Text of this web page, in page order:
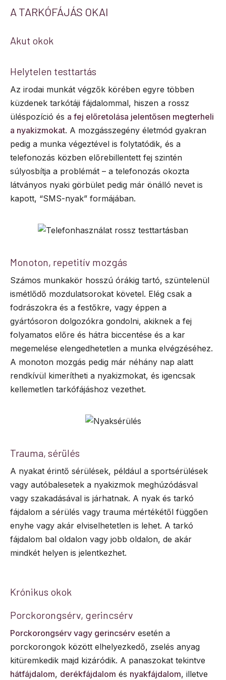
A TARKÓFÁJÁS OKAI
Akut okok
Helytelen testtartás
Az irodai munkát végzők körében egyre többen
küzdenek tarkótáji fájdalommal, hiszen a rossz
üléspozíció és a fej előretolása jelentősen megterheli
a nyakizmokat. A mozgásszegény életmód gyakran
pedig a munka végeztével is folytatódik, és a
telefonozás közben előrebillentett fej szintén
súlyosbítja a problémát – a telefonozás okozta
látványos nyaki görbület pedig már önálló nevet is
kapott, “SMS-nyak” formájában.
Monoton, repetitív mozgás
Számos munkakör hosszú órákig tartó, szüntelenül
ismétlődő mozdulatsorokat követel. Elég csak a
fodrászokra és a festőkre, vagy éppen a
gyártósoron dolgozókra gondolni, akiknek a fej
folyamatos előre és hátra biccentése és a kar
megemelése elengedhetetlen a munka elvégzéséhez.
A monoton mozgás pedig már néhány nap alatt
rendkívül kimerítheti a nyakizmokat, és igencsak
kellemetlen tarkófájáshoz vezethet.
Trauma, sérülés
A nyakat érintő sérülések, például a sportsérülések
vagy autóbalesetek a nyakizmok meghúzódásval
vagy szakadásával is járhatnak. A nyak és tarkó
fájdalom a sérülés vagy trauma mértékétől függően
enyhe vagy akár elviselhetetlen is lehet. A tarkó
fájdalom bal oldalon vagy jobb oldalon, de akár
mindkét helyen is jelentkezhet.
Krónikus okok
Porckorongsérv, gerincsérv
Porckorongsérv vagy gerincsérv esetén a
porckorongok között elhelyezkedő, zselés anyag
kitüremkedik majd kizáródik. A panaszokat tekintve
hátfájdalom, derékfájdalom és nyakfájdalom, illetve